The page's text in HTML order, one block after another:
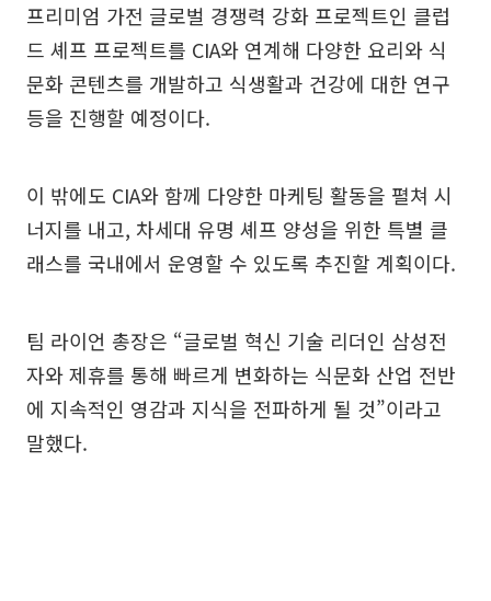
프리미엄 가전 글로벌 경쟁력 강화 프로젝트인 클럽
드 셰프 프로젝트를 CIA와 연계해 다양한 요리와 식
문화 콘텐츠를 개발하고 식생활과 건강에 대한 연구
등을 진행할 예정이다.
이 밖에도 CIA와 함께 다양한 마케팅 활동을 펼쳐 시
너지를 내고, 차세대 유명 셰프 양성을 위한 특별 클
래스를 국내에서 운영할 수 있도록 추진할 계획이다.
팀 라이언 총장은 “글로벌 혁신 기술 리더인 삼성전
자와 제휴를 통해 빠르게 변화하는 식문화 산업 전반
에 지속적인 영감과 지식을 전파하게 될 것”이라고
말했다.